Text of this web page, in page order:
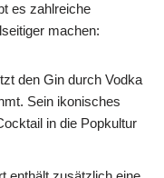
es zahlreiche
machen:
den Gin durch Vodka
Sein ikonisches
in die Popkultur